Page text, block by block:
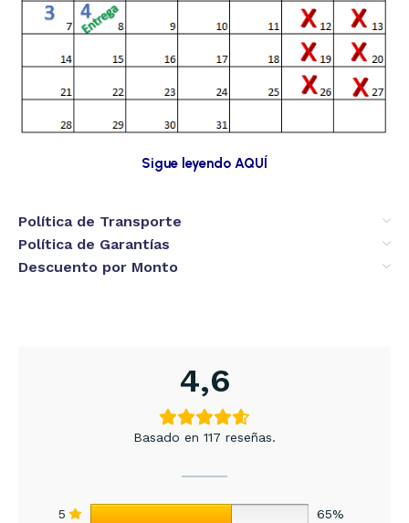
Sigue leyendo AQUÍ
Política de Transporte
Política de Garantías
Descuento por Monto
4,6
Basado en 117 reseñas.
5
65%